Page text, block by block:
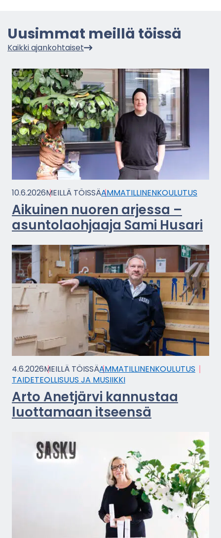
Uusim­mat meil­lä töis­sä
Kaik­ki ajan­koh­tai­set
10.6.2026MEIL­LÄ TÖIS­SÄAM­MA­TIL­LI­NEN­KOU­LU­TUS
Ai­kui­nen nuo­ren ar­jes­sa –
asun­to­laoh­jaa­ja Sami Husa­ri
4.6.2026MEIL­LÄ TÖIS­SÄAM­MA­TIL­LI­NEN­KOU­LU­TUS
TAI­DE­TEOL­LI­SUUS JA MUSIIK­KI
Arto Anet­jär­vi kan­nus­taa
luot­ta­maan it­seen­sä